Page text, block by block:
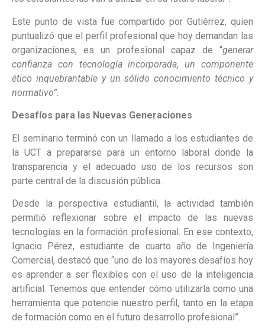
Este punto de vista fue compartido por Gutiérrez, quien
puntualizó que el perfil profesional que hoy demandan las
organizaciones, es un profesional capaz de “generar
confianza con tecnología incorporada, un componente
ético inquebrantable y un sólido conocimiento técnico y
normativo”.
Desafíos para las Nuevas Generaciones
El seminario terminó con un llamado a los estudiantes de
la UCT a prepararse para un entorno laboral donde la
transparencia y el adecuado uso de los recursos son
parte central de la discusión pública.
Desde la perspectiva estudiantil, la actividad también
permitió reflexionar sobre el impacto de las nuevas
tecnologías en la formación profesional. En ese contexto,
Ignacio Pérez, estudiante de cuarto año de Ingeniería
Comercial, destacó que “uno de los mayores desafíos hoy
es aprender a ser flexibles con el uso de la inteligencia
artificial. Tenemos que entender cómo utilizarla como una
herramienta que potencie nuestro perfil, tanto en la etapa
de formación como en el futuro desarrollo profesional”.